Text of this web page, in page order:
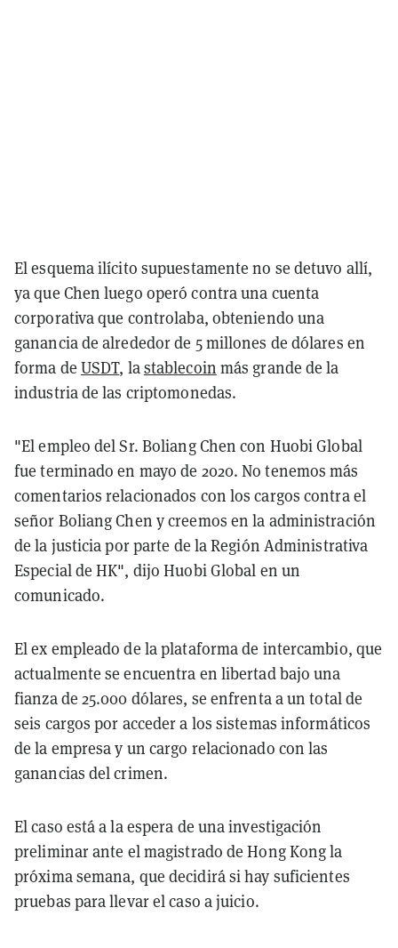
El esquema ilícito supuestamente no se detuvo allí,
ya que Chen luego operó contra una cuenta
corporativa que controlaba, obteniendo una
ganancia de alrededor de 5 millones de dólares en
forma de USDT, lastablecoin más grande de la
industria de las criptomonedas.
"El empleo del Sr. Boliang Chen con Huobi Global
fue terminado en mayo de 2020. No tenemos más
comentarios relacionados con los cargos contra el
señor Boliang Chen y creemos en la administración
de la justicia por parte de la Región Administrativa
Especial de HK", dijo Huobi Global en un
comunicado.
El ex empleado de la plataforma de intercambio, que
actualmente se encuentra en libertad bajo una
fianza de 25.000 dólares, se enfrenta a un total de
seis cargos por acceder a los sistemas informáticos
de la empresa y un cargo relacionado con las
ganancias del crimen.
El caso está a la espera de una investigación
preliminar ante el magistrado de Hong Kong la
próxima semana, que decidirá si hay suficientes
pruebas para llevar el caso a juicio.